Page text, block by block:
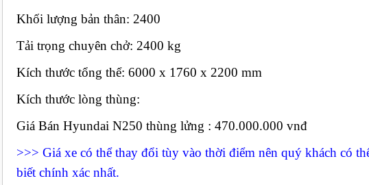
Khối lượng bản thân: 2400
Tải trọng chuyên chở: 2400 kg
Kích thước tổng thể: 6000 x 1760 x 2200 mm
Kích thước lòng thùng:
Giá Bán Hyundai N250 thùng lửng : 470.000.000 vnđ
>>> Giá xe có thể thay đổi tùy vào thời điểm nên quý khách có
biết chính xác nhất.